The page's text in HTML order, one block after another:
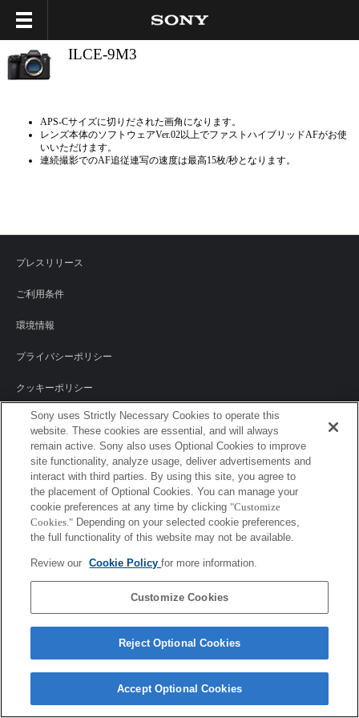
ILCE-9M3
APS-Cサイズに切りだされた画角になります。
レンズ本体のソフトウェアVer.02以上でファストハイブリッドAFがお使
いいただけます。
連続撮影でのAF追従連写の速度は最高15枚/秒となります。
プレスリリース
ご利用条件
環境情報
プライバシーポリシー
クッキーポリシー
Sony Corporation, Sony Marketing Inc.
Sony uses Strictly Necessary Cookies to operate this
website. These cookies are essential, and will always
remain active. Sony also uses Optional Cookies to improve
site functionality, analyze usage, deliver advertisements and
interact with third parties. By using this site, you agree to
the placement of Optional Cookies. You can manage your
cookie preferences at any time by clicking "Customize
Cookies." Depending on your selected cookie preferences,
the full functionality of this website may not be available.
Review our Cookie Policyfor more information.
Customize Cookies
Reject Optional Cookies
Accept Optional Cookies